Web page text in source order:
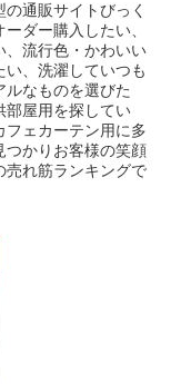
通販サイトびっく
ダー購入したい、
、流行色・かわいい
、洗濯していつも
なものを選びた
部屋用を探してい
フェカーテン用に多
つかりお客様の笑顔
売れ筋ランキングで